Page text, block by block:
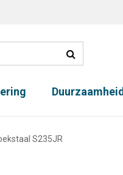
Duurzaamheid
S235JR